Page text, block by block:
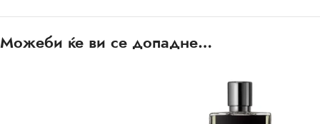
Можеби ќе ви се допадне…